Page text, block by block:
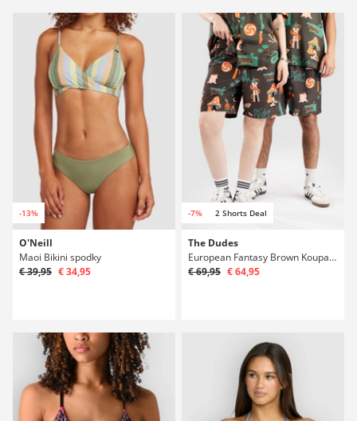
-13%
O'Neill
Maoi Bikini spodky
€ 39,95 € 34,95
-7% 2 Shorts Deal
The Dudes
European Fantasy Brown Koupacky
€ 69,95 € 64,95